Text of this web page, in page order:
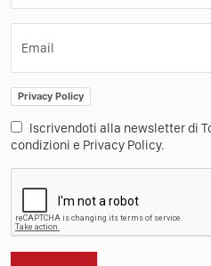
Email
Privacy Policy
Iscrivendoti alla newsletter di
condizioni e Privacy Policy.